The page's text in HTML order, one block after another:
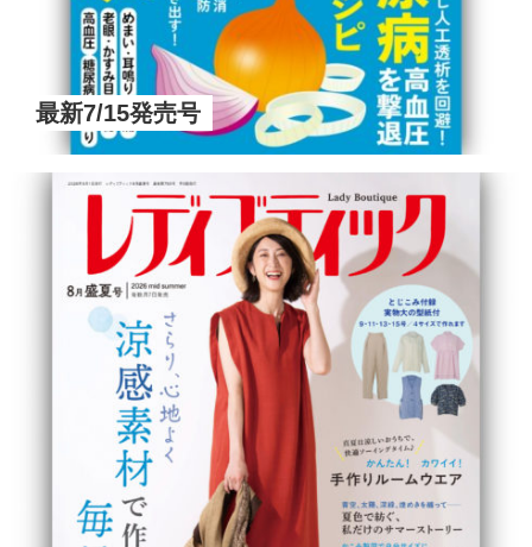
最新7/15発売号